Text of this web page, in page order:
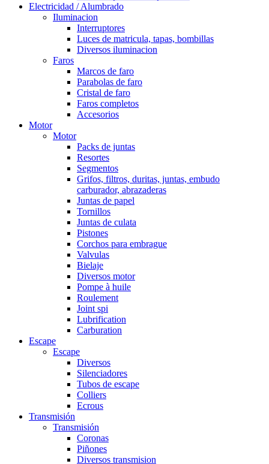
Electricidad / Alumbrado
Iluminacion
Interruptores
Luces de matricula, tapas, bombillas
Diversos iluminacion
Faros
Marcos de faro
Parabolas de faro
Cristal de faro
Faros completos
Accesorios
Motor
Motor
Packs de juntas
Resortes
Segmentos
Grifos, filtros, duritas, juntas, embudo
carburador, abrazaderas
Juntas de papel
Tornillos
Juntas de culata
Pistones
Corchos para embrague
Valvulas
Bielaje
Diversos motor
Pompe à huile
Roulement
Joint spi
Lubrification
Carburation
Escape
Escape
Diversos
Silenciadores
Tubos de escape
Colliers
Ecrous
Transmisión
Transmisión
Coronas
Piñones
Diversos transmision